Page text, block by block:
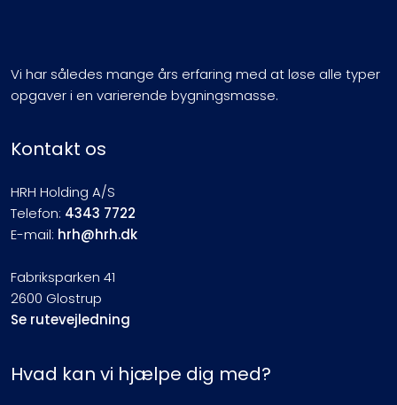
Vi har således mange års erfaring med at løse alle typer
opgaver i en varierende bygningsmasse.
Kontakt os
HRH Holding A/S
Telefon: 4343 7722
E-mail: hrh@hrh.dk
Fabriksparken 41
2600 Glostrup
Se rutevejledning
Hvad kan vi hjælpe dig med?